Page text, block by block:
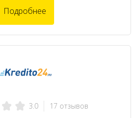
Подробнее
3.0 17 отзывов